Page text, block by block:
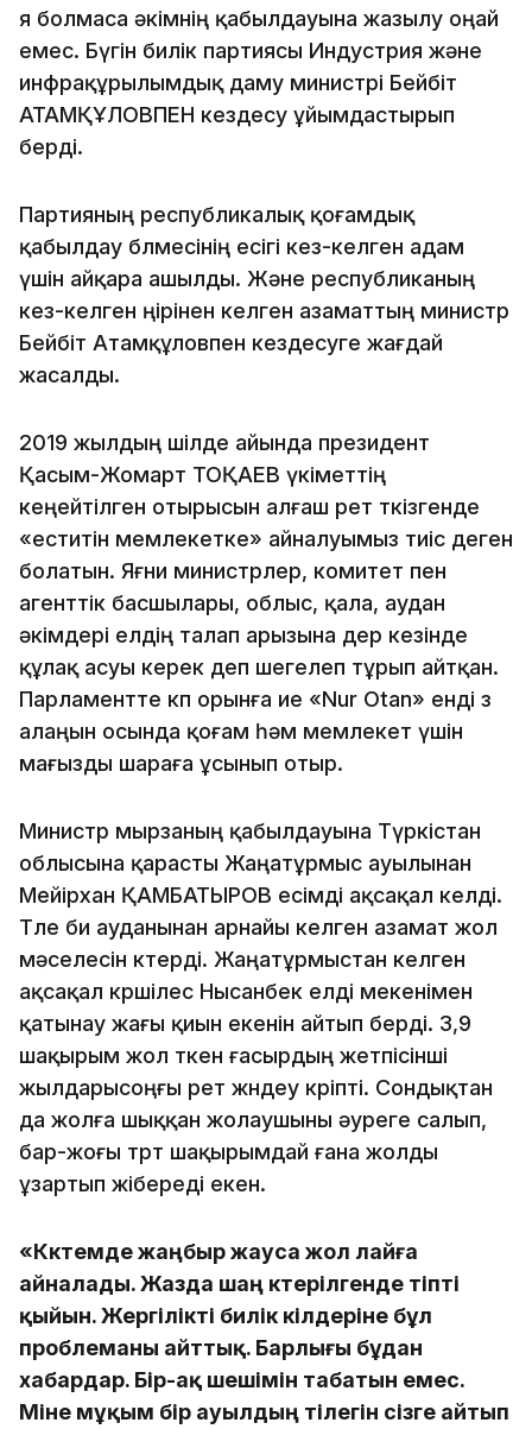
я болмаса әкімнің қабылдауына жазылу оңай
емес. Бүгін билік партиясы Индустрия және
инфрақұрылымдық даму министрі Бейбіт
АТАМҚҰЛОВПЕН кездесу ұйымдастырып
берді.
Партияның республикалық қоғамдық
қабылдау бөлмесінің есігі кез-келген адам
үшін айқара ашылды. Және республиканың
кез-келген өңірінен келген азаматтың министр
Бейбіт Атамқұловпен кездесуге жағдай
жасалды.
2019 жылдың шілде айында президент
Қасым-Жомарт ТОҚАЕВ үкіметтің
кеңейтілген отырысын алғаш рет өткізгенде
«еститін мемлекетке» айналуымыз тиіс деген
болатын. Яғни министрлер, комитет пен
агенттік басшылары, облыс, қала, аудан
әкімдері елдің талап арызына дер кезінде
құлақ асуы керек деп шегелеп тұрып айтқан.
Парламентте көп орынға ие «Nur Otan» енді өз
алаңын осында қоғам һәм мемлекет үшін
мағызды шараға ұсынып отыр.
Министр мырзаның қабылдауына Түркістан
облысына қарасты Жаңатұрмыс ауылынан
Мейірхан ҚАМБАТЫРОВ есімді ақсақал келді.
Төле би ауданынан арнайы келген азамат жол
мәселесін көтерді. Жаңатұрмыстан келген
ақсақал көршілес Нысанбек елді мекенімен
қатынау жағы қиын екенін айтып берді. 3,9
шақырым жол өткен ғасырдың жетпісінші
жылдарысоңғы рет жөндеу көріпті. Сондықтан
да жолға шыққан жолаушыны әуреге салып,
бар-жоғы төрт шақырымдай ғана жолды
ұзартып жібереді екен.
«Көктемде жаңбыр жауса жол лайға
айналады. Жазда шаң көтерілгенде тіпті
қыйын. Жергілікті билік өкілдеріне бұл
проблеманы айттық. Барлығы бұдан
хабардар. Бір-ақ шешімін табатын емес.
Міне мұқым бір ауылдың тілегін сізге айтып